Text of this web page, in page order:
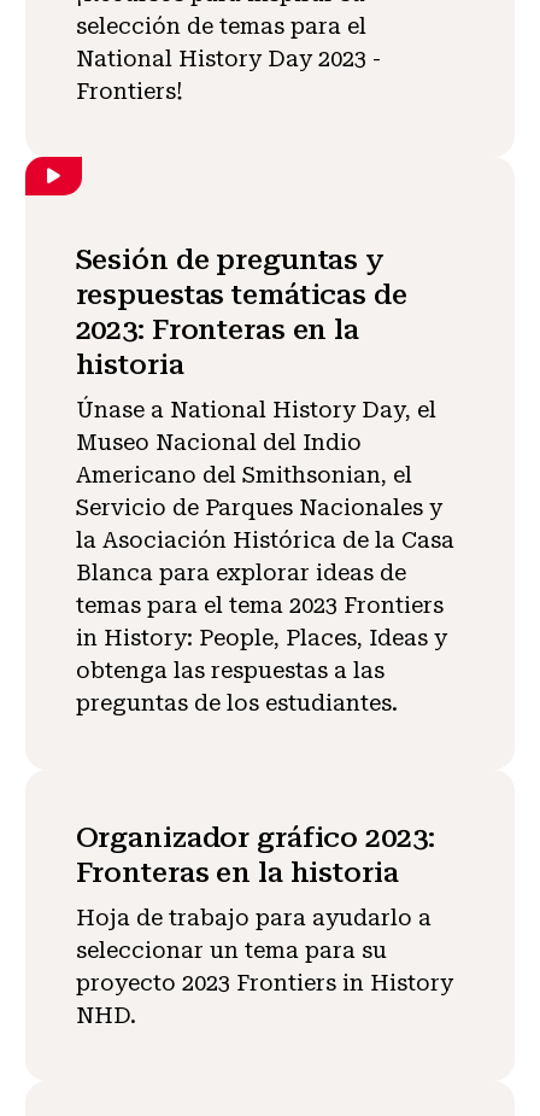
selección de temas para el
National History Day 2023 -
Frontiers!
Sesión de preguntas y
respuestas temáticas de
2023: Fronteras en la
historia
Únase a National History Day, el
Museo Nacional del Indio
Americano del Smithsonian, el
Servicio de Parques Nacionales y
la Asociación Histórica de la Casa
Blanca para explorar ideas de
temas para el tema 2023 Frontiers
in History: People, Places, Ideas y
obtenga las respuestas a las
preguntas de los estudiantes.
Organizador gráfico 2023:
Fronteras en la historia
Hoja de trabajo para ayudarlo a
seleccionar un tema para su
proyecto 2023 Frontiers in History
NHD.